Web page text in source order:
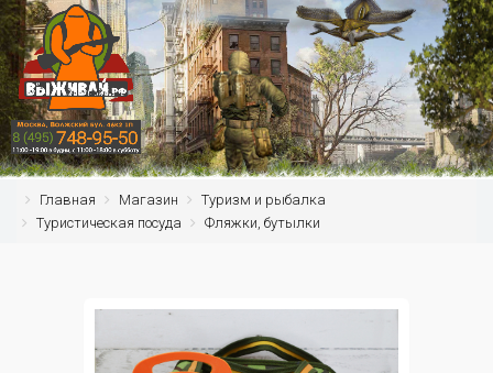
Главная Магазин
Туризм и рыбалка
Туристическая посуда
Фляжки, бутылки